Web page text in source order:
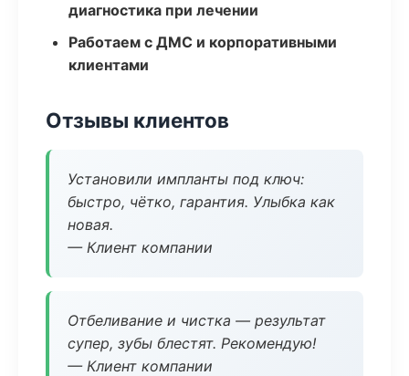
диагностика при лечении
Работаем с ДМС и корпоративными
клиентами
Отзывы клиентов
Установили импланты под ключ:
быстро, чётко, гарантия. Улыбка как
новая.
— Клиент компании
Отбеливание и чистка — результат
супер, зубы блестят. Рекомендую!
— Клиент компании